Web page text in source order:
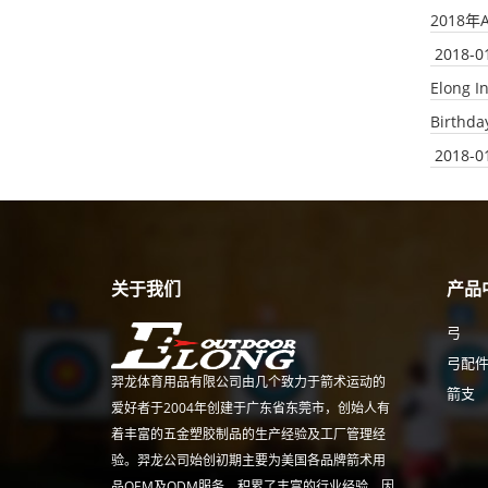
2018年
2018-
Elong
2018-
关于我们
羿龙体育用品有限公司由几个致力于箭术运动的
爱好者于2004年创建于广东省东莞市，创始人有
着丰富的五金塑胶制品的生产经验及工厂管理经
验。羿龙公司始创初期主要为美国各品牌箭术用
产品
弓
弓配件
箭支